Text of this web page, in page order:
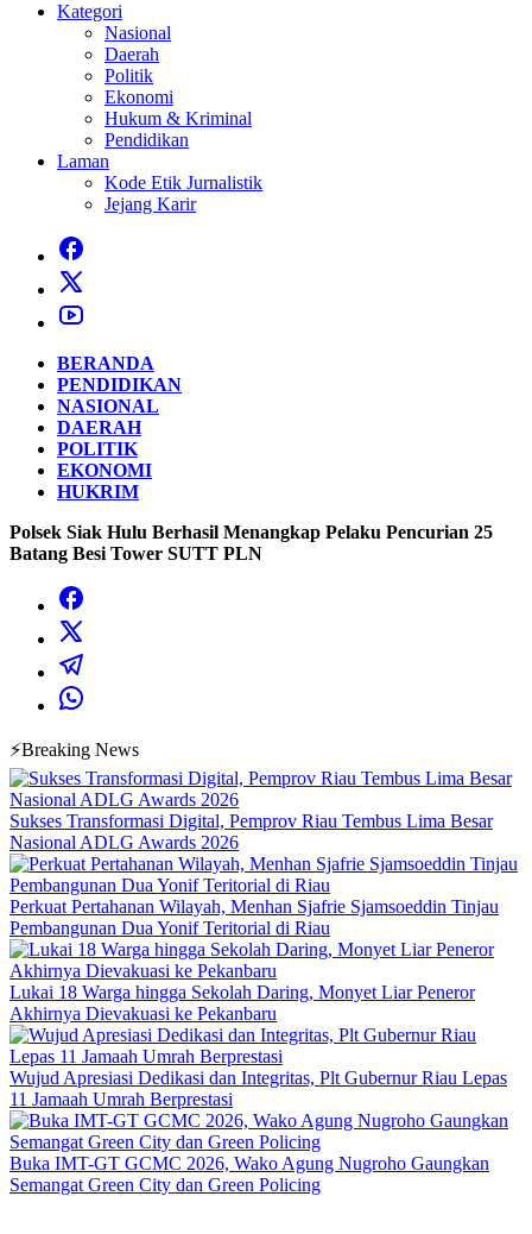
Kategori
Nasional
Daerah
Politik
Ekonomi
Hukum & Kriminal
Pendidikan
Laman
Kode Etik Jurnalistik
Jejang Karir
BERANDA
PENDIDIKAN
NASIONAL
DAERAH
POLITIK
EKONOMI
HUKRIM
Polsek Siak Hulu Berhasil Menangkap Pelaku Pencurian 25
Batang Besi Tower SUTT PLN
⚡Breaking News
Sukses Transformasi Digital, Pemprov Riau Tembus Lima Besar
Nasional ADLG Awards 2026
Perkuat Pertahanan Wilayah, Menhan Sjafrie Sjamsoeddin Tinjau
Pembangunan Dua Yonif Teritorial di Riau
Lukai 18 Warga hingga Sekolah Daring, Monyet Liar Peneror
Akhirnya Dievakuasi ke Pekanbaru
Wujud Apresiasi Dedikasi dan Integritas, Plt Gubernur Riau Lepas
11 Jamaah Umrah Berprestasi
Buka IMT-GT GCMC 2026, Wako Agung Nugroho Gaungkan
Semangat Green City dan Green Policing